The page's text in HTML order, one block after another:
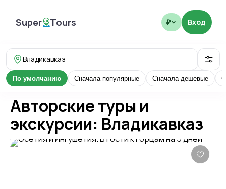
Super Tours
SuperTours ₽ Вход
Владикавказ
По умолчанию Сначала популярные Сначала дешевые
Авторские туры и
экскурсии: Владикавказ